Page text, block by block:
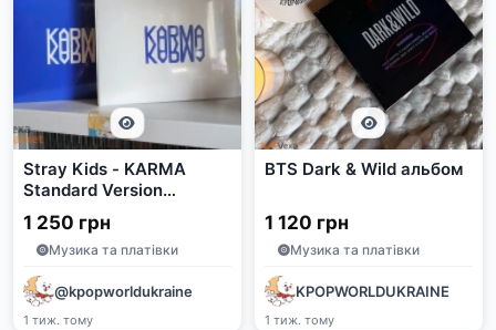
Stray Kids - KARMA
Standard Version
(Ceremony, Hooray)
1 250 грн
Музика та платівки
@kpopworldukraine
1 тиж. тому
BTS Dark & Wild альбом
1 120 грн
Музика та платівки
KPOPWORLDUKRAINE
1 тиж. тому